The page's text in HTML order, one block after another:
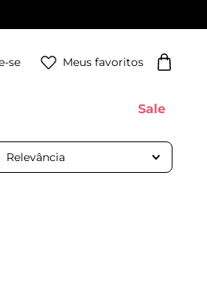
Meus favoritos
Sale
Relevância